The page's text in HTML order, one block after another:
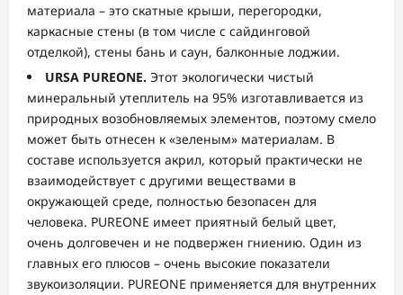
материала – это скатные крыши, перегородки,
каркасные стены (в том числе с сайдинговой
отделкой), стены бань и саун, балконные лоджии.
URSA PUREONE. Этот экологически чистый
минеральный утеплитель на 95% изготавливается из
природных возобновляемых элементов, поэтому смело
может быть отнесен к «зеленым» материалам. В
составе используется акрил, который практически не
взаимодействует с другими веществами в
окружающей среде, полностью безопасен для
человека. PUREONE имеет приятный белый цвет,
очень долговечен и не подвержен гниению. Один из
главных его плюсов – очень высокие показатели
звукоизоляции. PUREONE применяется для внутренних